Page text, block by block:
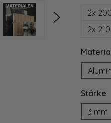
2x
2x
Stärke
3 mm